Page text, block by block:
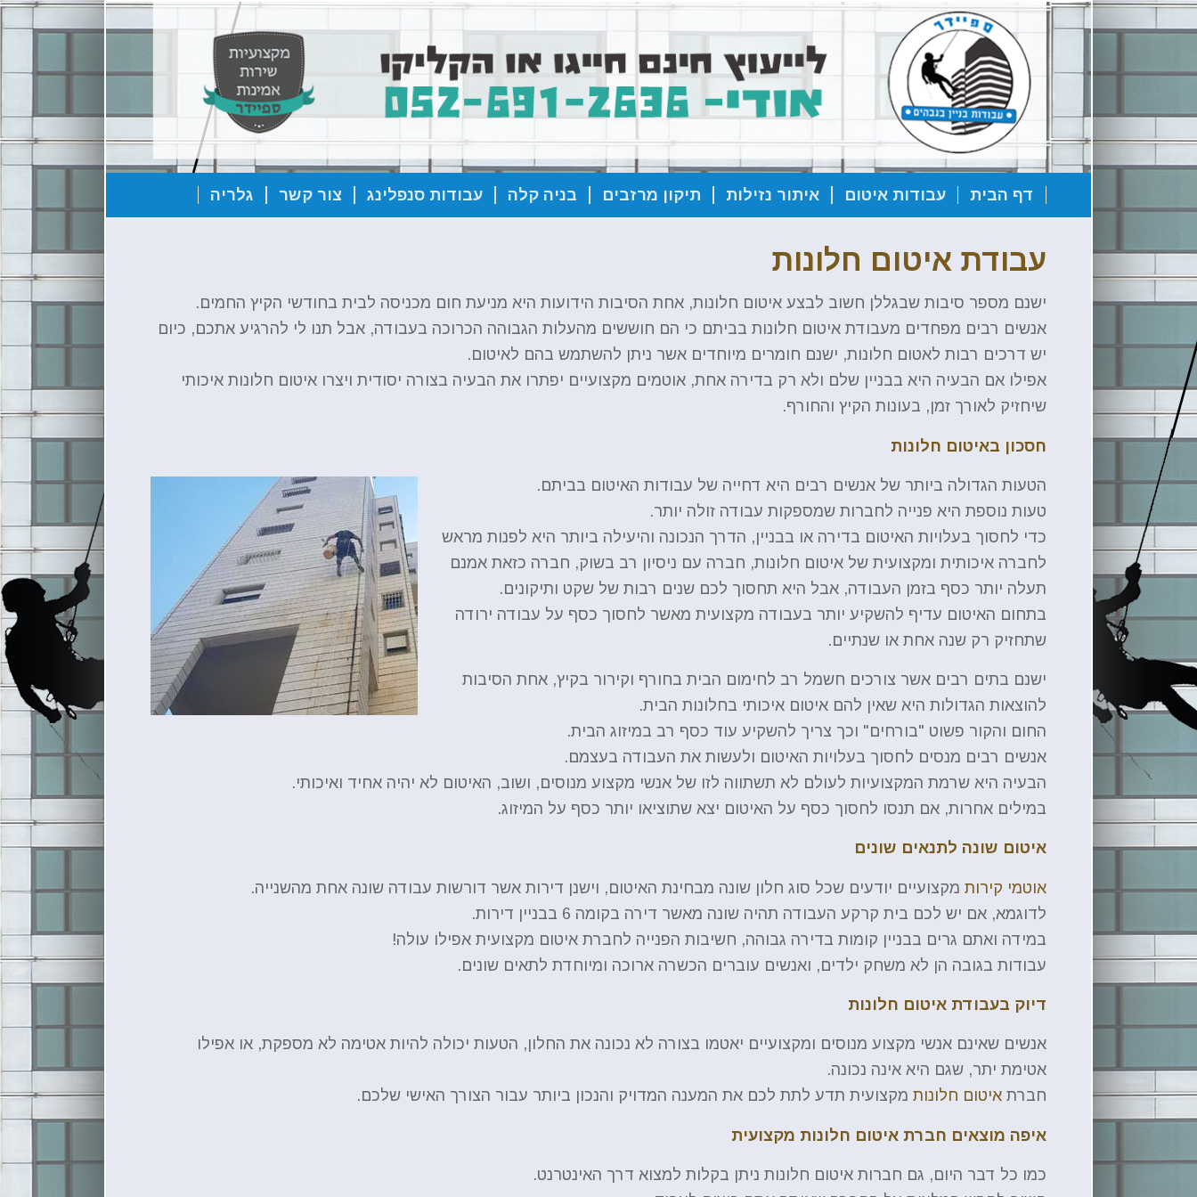
דף הבית עבודות איטום איתור נזילות תיקון מרזבים בניה קלה עבודות סנפלינג צור קשר גלריה
עבודת איטום חלונות
ישנם מספר סיבות שבגללן חשוב לבצע איטום חלונות, אחת הסיבות הידועות היא מניעת חום מכניסה לבית בחודשי הקיץ החמים.
אנשים רבים מפחדים מעבודת איטום חלונות בביתם כי הם חוששים מהעלות הגבוהה הכרוכה בעבודה, אבל תנו לי להרגיע אתכם, כיום
יש דרכים רבות לאטום חלונות, ישנם חומרים מיוחדים אשר ניתן להשתמש בהם לאיטום.
אפילו אם הבעיה היא בבניין שלם ולא רק בדירה אחת, אוטמים מקצועיים יפתרו את הבעיה בצורה יסודית ויצרו איטום חלונות איכותי
שיחזיק לאורך זמן, בעונות הקיץ והחורף.
חסכון באיטום חלונות
הטעות הגדולה ביותר של אנשים רבים היא דחייה של עבודות האיטום בביתם.
טעות נוספת היא פנייה לחברות שמספקות עבודה זולה יותר.
כדי לחסוך בעלויות האיטום בדירה או בבניין, הדרך הנכונה והיעילה ביותר היא לפנות מראש
לחברה איכותית ומקצועית של איטום חלונות, חברה עם ניסיון רב בשוק, חברה כזאת אמנם
תעלה יותר כסף בזמן העבודה, אבל היא תחסוך לכם שנים רבות של שקט ותיקונים.
בתחום האיטום עדיף להשקיע יותר בעבודה מקצועית מאשר לחסוך כסף על עבודה ירודה
שתחזיק רק שנה אחת או שנתיים.
ישנם בתים רבים אשר צורכים חשמל רב לחימום הבית בחורף וקירור בקיץ, אחת הסיבות
להוצאות הגדולות היא שאין להם איטום איכותי בחלונות הבית.
החום והקור פשוט "בורחים" וכך צריך להשקיע עוד כסף רב במיזוג הבית.
אנשים רבים מנסים לחסוך בעלויות האיטום ולעשות את העבודה בעצמם.
הבעיה היא שרמת המקצועיות לעולם לא תשתווה לזו של אנשי מקצוע מנוסים, ושוב, האיטום לא יהיה אחיד ואיכותי.
במילים אחרות, אם תנסו לחסוך כסף על האיטום יצא שתוציאו יותר כסף על המיזוג.
איטום שונה לתנאים שונים
אוטמי קירות מקצועיים יודעים שכל סוג חלון שונה מבחינת האיטום, וישנן דירות אשר דורשות עבודה שונה אחת מהשנייה.
לדוגמא, אם יש לכם בית קרקע העבודה תהיה שונה מאשר דירה בקומה 6 בבניין דירות.
במידה ואתם גרים בבניין קומות בדירה גבוהה, חשיבות הפנייה לחברת איטום מקצועית אפילו עולה!
עבודות בגובה הן לא משחק ילדים, ואנשים עוברים הכשרה ארוכה ומיוחדת לתאים שונים.
דיוק בעבודת איטום חלונות
אנשים שאינם אנשי מקצוע מנוסים ומקצועיים יאטמו בצורה לא נכונה את החלון, הטעות יכולה להיות אטימה לא מספקת, או אפילו
אטימת יתר, שגם היא אינה נכונה.
חברת איטום חלונות מקצועית תדע לתת לכם את המענה המדויק והנכון ביותר עבור הצורך האישי שלכם.
איפה מוצאים חברת איטום חלונות מקצועית
כמו כל דבר היום, גם חברות איטום חלונות ניתן בקלות למצוא דרך האינטרנט.